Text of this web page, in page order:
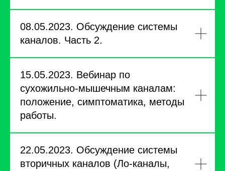
08.05.2023. Обсуждение системы
каналов. Часть 2.
15.05.2023. Вебинар по
сухожильно-мышечным каналам:
положение, симптоматика, методы
работы.
22.05.2023. Обсуждение системы
вторичных каналов (Ло-каналы,